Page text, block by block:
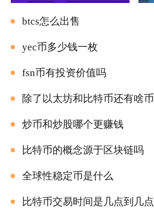
btcs怎么出售
yec币多少钱一枚
fsn币有投资价值吗
除了以太坊和比特币还有啥币
炒币和炒股哪个更赚钱
比特币的概念源于区块链吗
全球性稳定币是什么
比特币交易时间是几点到几点